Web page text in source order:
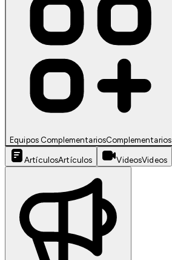
Equipos ComplementariosComplementarios
ArtículosArtículos VideosVideos